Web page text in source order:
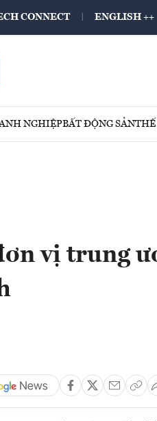
CONNECT ENGLISH ++
NGHIỆPBẤT ĐỘNG SẢNTHẾ
vị trung